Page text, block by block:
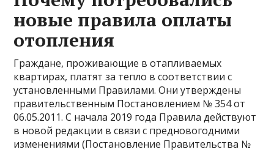
новые правила оплаты
отопления
Граждане, проживающие в отапливаемых
квартирах, платят за тепло в соответствии с
установленными Правилами. Они утверждены
правительственным Постановлением № 354 от
06.05.2011. С начала 2019 года Правила действуют
в новой редакции в связи с предновогодними
изменениями (Постановление Правительства №